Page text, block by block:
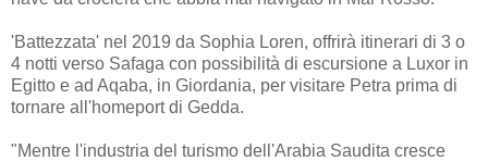
'Battezzata' nel 2019 da Sophia Loren, offrirà itinerari di 3 o
4 notti verso Safaga con possibilità di escursione a Luxor in
Egitto e ad Aqaba, in Giordania, per visitare Petra prima di
tornare all'homeport di Gedda.
"Mentre l'industria del turismo dell'Arabia Saudita cresce